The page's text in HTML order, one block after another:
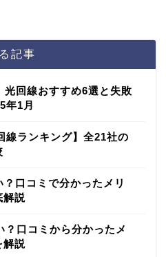
記事
光回線おすすめ6選と失敗
年1月
線ランキング】全21社の
口コミで分かったメリ
解説
口コミから分かったメ
解説